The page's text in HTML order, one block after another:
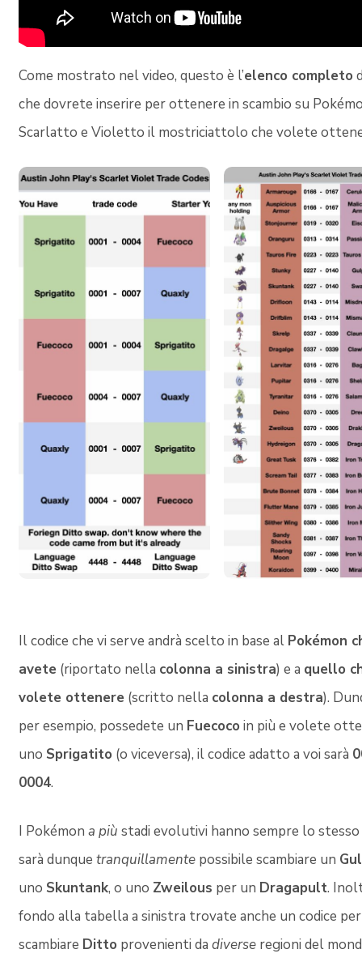
Come mostrato nel video, questo è l’elenco completo
che dovrete inserire per ottenere in scambio su
Scarlatto e Violetto il mostriciattolo che volete
Il codice che vi serve andrà scelto in base al Pokémon
avete (riportato nella colonna a sinistra) e a quello
volete ottenere (scritto nella colonna a destra).
per esempio, possedete un Fuecoco in più e volete
uno Sprigatito (o viceversa), il codice adatto a voi sarà
0004.
I Pokémon a più stadi evolutivi hanno sempre lo stesso
sarà dunque tranquillamente possibile scambiare un
uno Skuntank, o uno Zweilous per un Dragapult.
fondo alla tabella a sinistra trovate anche un codice per
scambiare Ditto provenienti da diverse regioni del